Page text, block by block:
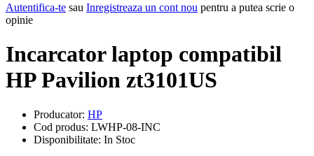
Autentifica-te sau Inregistreaza un cont nou pentru a putea scrie o
opinie
Incarcator laptop compatibil
HP Pavilion zt3101US
Producator: HP
Cod produs: LWHP-08-INC
Disponibilitate: In Stoc